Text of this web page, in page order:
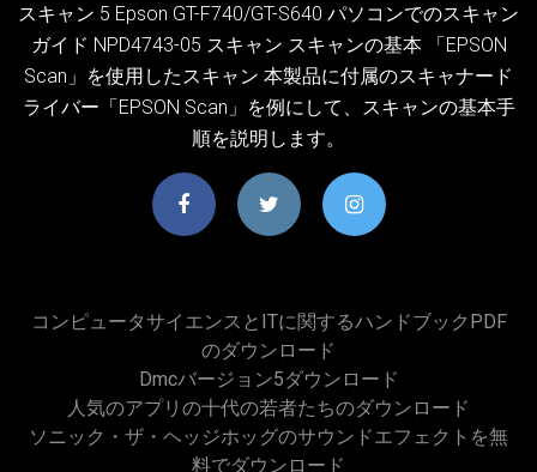
スキャン 5 Epson GT-F740/GT-S640 パソコンでのスキャン
ガイド NPD4743-05 スキャン スキャンの基本 「EPSON
Scan」を使用したスキャン 本製品に付属のスキャナード
ライバー「EPSON Scan」を例にして、スキャンの基本手
順を説明します。
コンピュータサイエンスとITに関するハンドブックPDF
のダウンロード
Dmcバージョン5ダウンロード
人気のアプリの十代の若者たちのダウンロード
ソニック・ザ・ヘッジホッグのサウンドエフェクトを無
料でダウンロード